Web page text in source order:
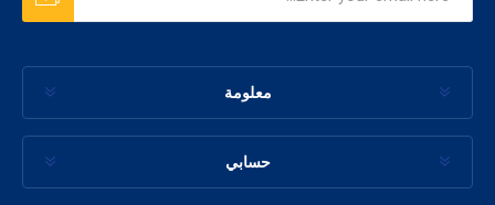
معلومة
حسابي